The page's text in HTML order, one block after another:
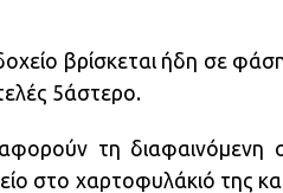
βρίσκεται ήδη σε
5άστερο.
τη διαφαινόμενη
στο χαρτοφυλάκιό της